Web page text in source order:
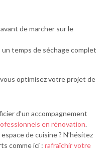
de marcher sur le
temps de séchage complet
optimisez votre projet de
d’un accompagnement
en rénovation.
de cuisine ? N’hésitez
comme ici : rafraîchir votre